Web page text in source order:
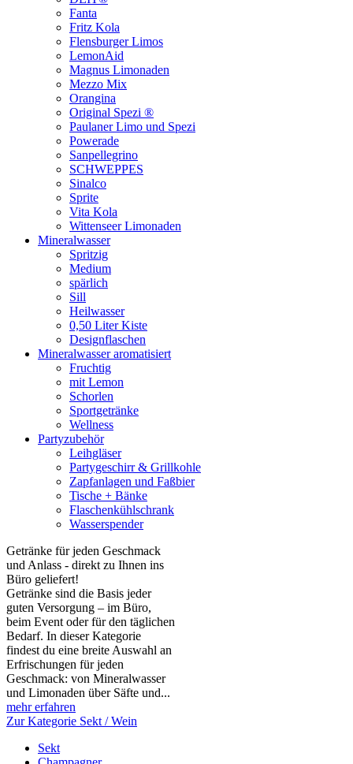
Fanta
Fritz Kola
Flensburger Limos
LemonAid
Magnus Limonaden
Mezzo Mix
Orangina
Original Spezi ®
Paulaner Limo und Spezi
Powerade
Sanpellegrino
SCHWEPPES
Sinalco
Sprite
Vita Kola
Wittenseer Limonaden
Mineralwasser
Spritzig
Medium
spärlich
Sill
Heilwasser
0,50 Liter Kiste
Designflaschen
Mineralwasser aromatisiert
Fruchtig
mit Lemon
Schorlen
Sportgetränke
Wellness
Partyzubehör
Leihgläser
Partygeschirr & Grillkohle
Zapfanlagen und Faßbier
Tische + Bänke
Flaschenkühlschrank
Wasserspender
Getränke für jeden Geschmack
und Anlass - direkt zu Ihnen ins
Büro geliefert!
Getränke sind die Basis jeder
guten Versorgung – im Büro,
beim Event oder für den täglichen
Bedarf. In dieser Kategorie
findest du eine breite Auswahl an
Erfrischungen für jeden
Geschmack: von Mineralwasser
und Limonaden über Säfte und...
mehr erfahren
Zur Kategorie Sekt / Wein
Sekt